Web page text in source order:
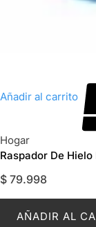
Añadir al carrito
Hogar
Raspador De
$ 79.998
AÑADIR AL